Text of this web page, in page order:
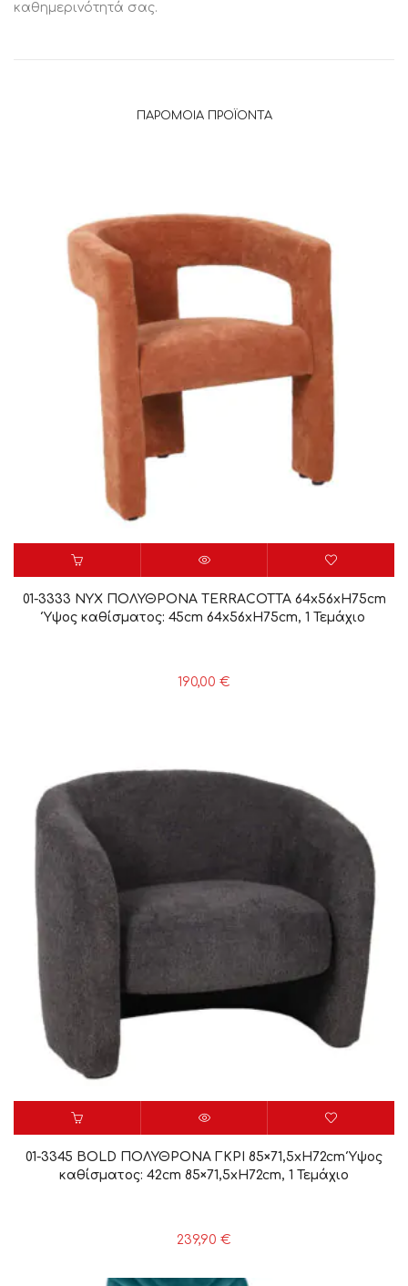
καθημερινότητά σας.
ΠΑΡΌΜΟΙΑ ΠΡΟΪΌΝΤΑ
01-3333 NYX ΠΟΛΥΘΡΟΝΑ TERRACOTTA 64x56xH75cm
Ύψος καθίσματος: 45cm 64x56xH75cm, 1 Τεμάχιο
190,00 €
01-3345 BOLD ΠΟΛΥΘΡΟΝΑ ΓΚΡΙ 85×71,5xH72cm Ύψος
καθίσματος: 42cm 85×71,5xH72cm, 1 Τεμάχιο
239,90 €